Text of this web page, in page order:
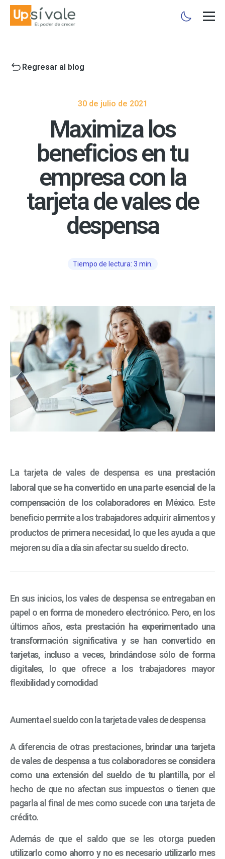
Regresar al blog
30 de julio de 2021
Maximiza los
beneficios en tu
empresa con la
tarjeta de vales de
despensa
Tiempo de lectura: 3 min.
La tarjeta de vales de despensaes una prestación
laboral que se ha convertido en una parte esencial de la
compensación de los colaboradores en México. Este
beneficio permite a los trabajadores adquirir alimentos y
productos de primera necesidad, lo que les ayuda a que
mejoren su día a día sin afectar su sueldo directo.
En sus inicios, los vales de despensa se entregaban en
papel o en forma de monedero electrónico. Pero, en los
últimos años, esta prestación ha experimentado una
transformación significativa y se han convertido en
tarjetas, incluso a veces, brindándose sólo de forma
digitales, lo que ofrece a los trabajadores mayor
flexibilidad y comodidad
Aumenta el sueldo con la tarjeta de vales de despensa
A diferencia de otras prestaciones, brindar una tarjeta
de vales de despensa a tus colaboradores se considera
como una extensión del sueldo de tu plantilla, por el
hecho de que no afectan sus impuestos o tienen que
pagarla al final de mes como sucede con una tarjeta de
crédito.
Además de que el saldo que se les otorga pueden
utilizarlo como ahorro y no es necesario utilizarlo mes